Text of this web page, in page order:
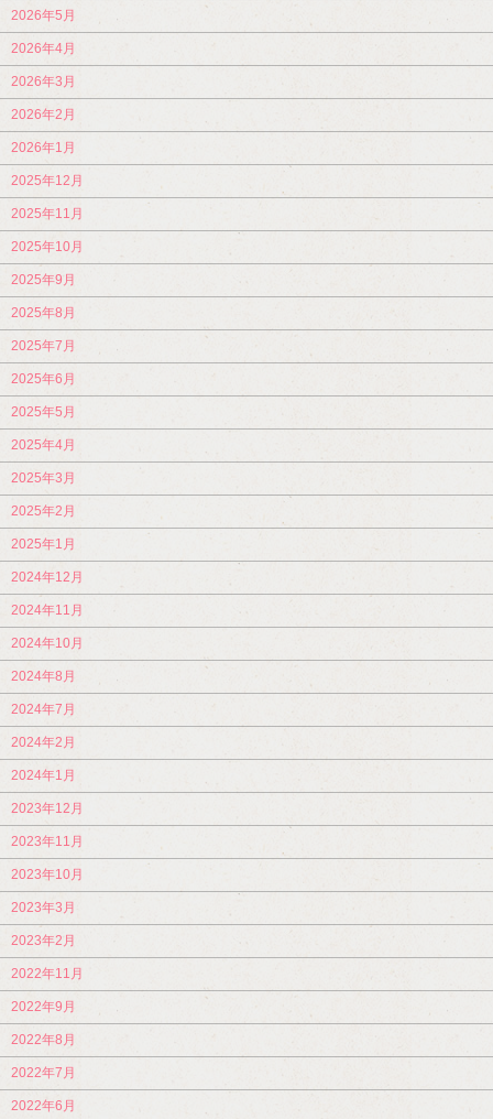
2026年5月
2026年4月
2026年3月
2026年2月
2026年1月
2025年12月
2025年11月
2025年10月
2025年9月
2025年8月
2025年7月
2025年6月
2025年5月
2025年4月
2025年3月
2025年2月
2025年1月
2024年12月
2024年11月
2024年10月
2024年8月
2024年7月
2024年2月
2024年1月
2023年12月
2023年11月
2023年10月
2023年3月
2023年2月
2022年11月
2022年9月
2022年8月
2022年7月
2022年6月